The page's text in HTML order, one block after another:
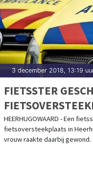
3 december 2018, 13:19
FIETSSTER
HEERHUGOWAARD - Een
fietsoversteekplaats in
vrouw raakte daarbij gewond.